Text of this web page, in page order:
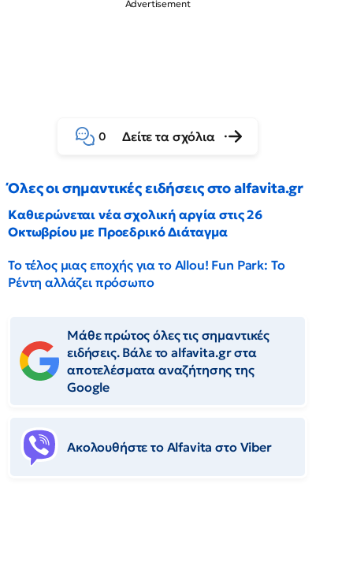
0 Δείτε τα σχόλια
Όλες οι σημαντικές ειδήσεις στο alfavita.gr
Καθιερώνεται νέα σχολική αργία στις 26
Οκτωβρίου με Προεδρικό Διάταγμα
Το τέλος μιας εποχής για το Allou! Fun Park: Το
Ρέντη αλλάζει πρόσωπο
Μάθε πρώτος όλες τις σημαντικές
ειδήσεις. Βάλε το alfavita.gr στα
αποτελέσματα αναζήτησης της
Google
Ακολουθήστε το Αlfavita στο Viber